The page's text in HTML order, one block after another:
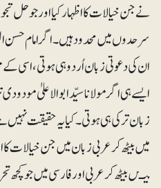
نے جن خیالات کا اظہار کیااور جو حل
سرحدوں میں محدودہیں۔ اگر امام حسن
ان کی دعوتی زبان اُردو ہی ہوتی ، اسی
ایسے ہی اگر مولانا سیّد ابوالاعلیٰ
زبان ترکی ہی ہوتی۔ کیا یہ حقیقت نہیں
میں بیٹھ کر عربی زبان میں جن خیالات کا
میـں بیٹھ کر عربی اور فارسی میں جو